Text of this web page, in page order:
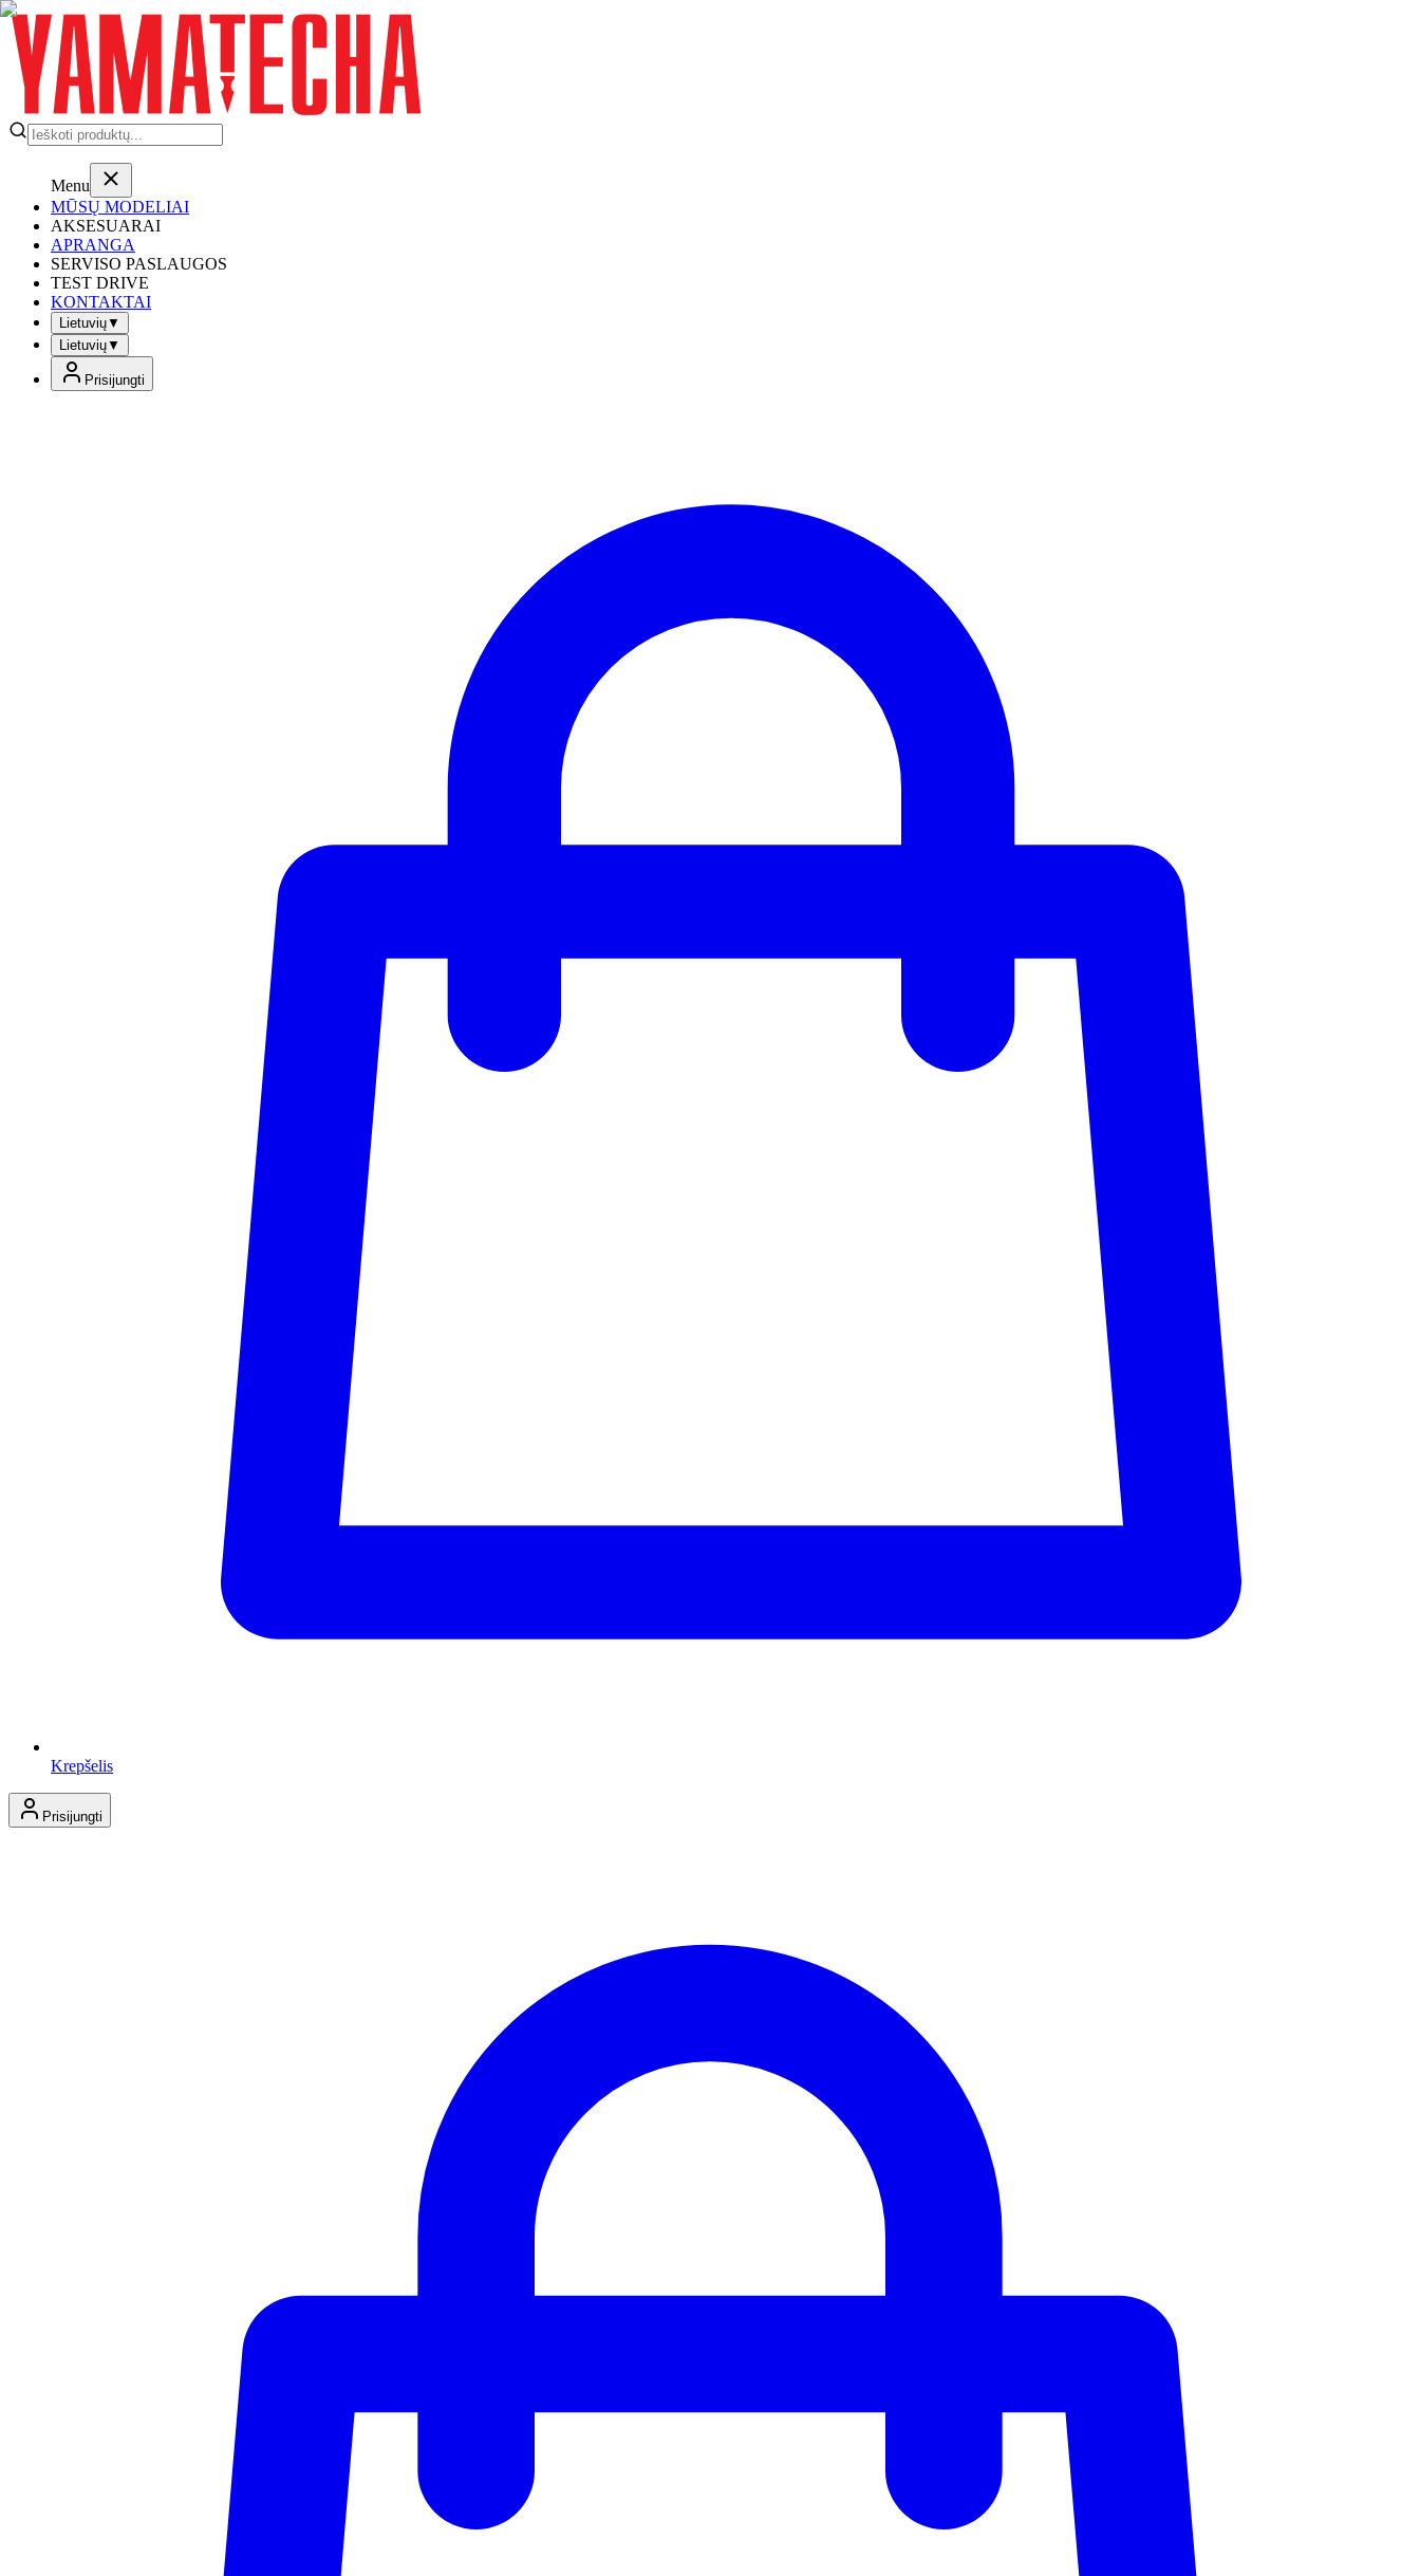
Menu
MŪSŲ MODELIAI
AKSESUARAI
APRANGA
SERVISO PASLAUGOS
TEST DRIVE
KONTAKTAI
Lietuvių▼
Lietuvių▼
Prisijungti
Krepšelis
Prisijungti